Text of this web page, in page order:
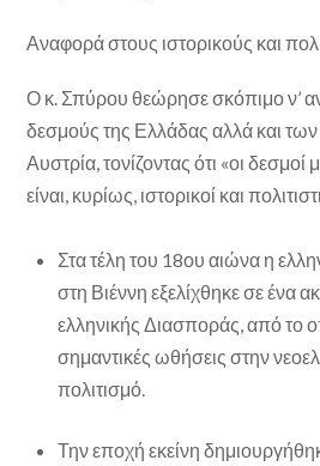
Αναφορά στους ιστορικούς και
Ο κ. Σπύρου θεώρησε σκόπιμο ν’
δεσμούς της Ελλάδας αλλά και
Αυστρία, τονίζοντας ότι «οι
είναι, κυρίως, ιστορικοί και
Στα τέλη του 18ου αιώνα η
στη Βιέννη εξελίχθηκε σε ένα
ελληνικής Διασποράς, από το
σημαντικές ωθήσεις στην
πολιτισμό.
Την εποχή εκείνη